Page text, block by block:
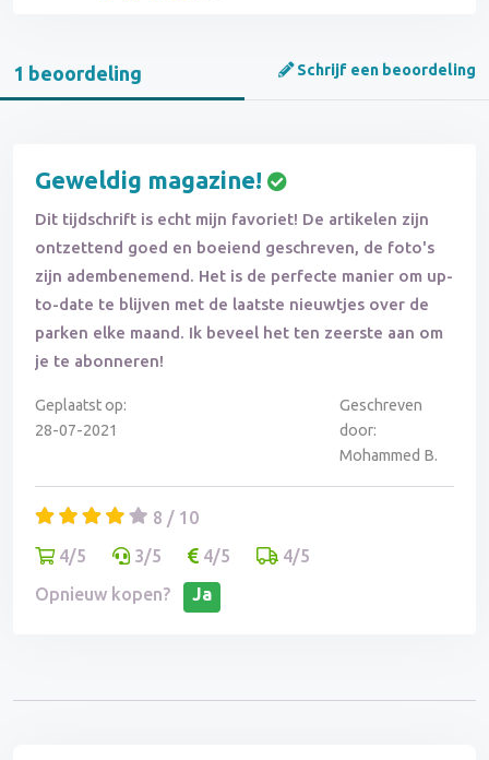
1 beoordeling Schrijf een beoordeling
Geweldig magazine!
Dit tijdschrift is echt mijn favoriet! De artikelen zijn
ontzettend goed en boeiend geschreven, de foto's
zijn adembenemend. Het is de perfecte manier om up-
to-date te blijven met de laatste nieuwtjes over de
parken elke maand. Ik beveel het ten zeerste aan om
je te abonneren!
Geplaatst op:
28-07-2021
Geschreven
door:
Mohammed B.
8 / 10
4/5
3/5 4/5
4/5
Opnieuw kopen?
Ja